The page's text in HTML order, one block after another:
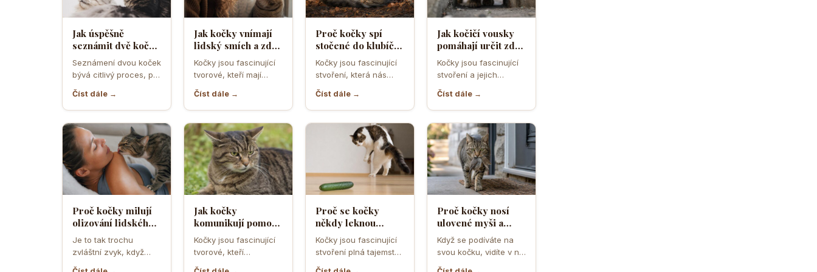
Jak úspěšně
seznámit dvě kočky
a předejít
teritoriálním
válkám
Seznámení dvou koček
bývá citlivý proces, při
minuty, pachy,
prostředí i…
Číst dále →
Jak kočky vnímají
lidský smích a zda
ho považují za
projev radosti nebo
hrozbu
Kočky jsou fascinující
tvorové, kteří mají
komunikace a vnímání
světa. Když se…
Číst dále →
Proč kočky spí
stočené do klubíčka
a jak si tím chrání
tělesné teplo a
orgány
Kočky jsou fascinující
stvoření, která nás
svým chováním a
postoji. Jedno z…
Číst dále →
Jak kočičí vousky
pomáhají určit zda
se kočka vejde do
úzkého otvoru
Kočky jsou fascinující
stvoření a jejich
proklouznout i těmi
nejužšími otvory je
často…
Číst dále →
Proč kočky milují
olizování lidského
potu a co je na něm
tak láká
Je to tak trochu
zvláštní zvyk, když
vaše kočka přijde a
Jak kočky
komunikují pomocí
uší a co znamená
když je otočí
dozadu jako letadlo
Kočky jsou fascinující
tvorové, kteří
komunikují mnoha
Proč se kočky
někdy leknou
obyčejné okurky a
jak funguje jejich
obranný reflex
Kočky jsou fascinující
stvoření plná tajemství
a nečekaných reakcí.
Proč kočky nosí
ulovené myši a
ptáky jako dárek
před dveře majitele
Když se podíváte na
svou kočku, vidíte v ní
společníka, hravého